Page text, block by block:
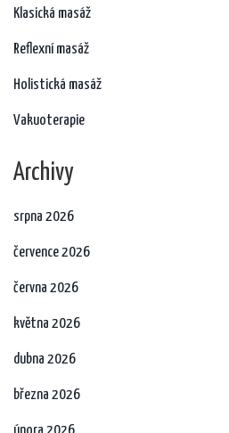
Klasická masáž
Reflexní masáž
Holistická masáž
Vakuoterapie
Archivy
srpna 2026
července 2026
června 2026
května 2026
dubna 2026
března 2026